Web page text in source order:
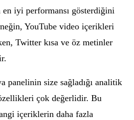
iyi performansı gösterdiğini
YouTube video içerikleri
Twitter kısa ve öz metinler
panelinin size sağladığı analitik
çok değerlidir. Bu
içeriklerin daha fazla